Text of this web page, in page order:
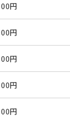
円
円
円
円
円